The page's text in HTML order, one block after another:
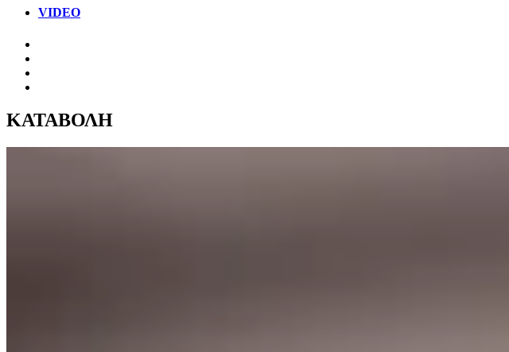
VIDEO
ΚΑΤΑΒΟΛΗ